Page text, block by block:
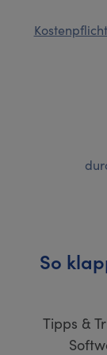
So
Tipps &